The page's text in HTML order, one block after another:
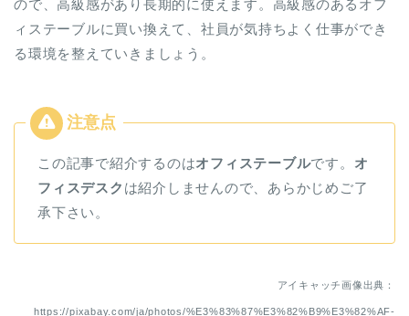
ので、高級感があり長期的に使えます。高級感のあるオフ
ィステーブルに買い換えて、社員が気持ちよく仕事ができ
る環境を整えていきましょう。
この記事で紹介するのはオフィステーブルです。 オ
フィスデスク は紹介しませんので、あらかじめご了
承下さい。
アイキャッチ画像出典：
https://pixabay.com/ja/photos/%E3%83%87%E3%82%B9%E3%82%AF-